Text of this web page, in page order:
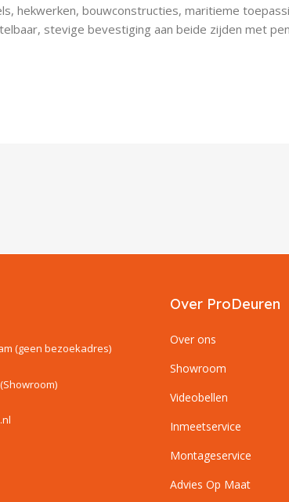
hekwerken, bouwconstructies, maritieme
stevige bevestiging aan beide zijden met
(geen bezoekadres)
Over ProDeuren
Over ons
Showroom
Videobellen
Inmeetservice
Montageservice
Advies Op Maat